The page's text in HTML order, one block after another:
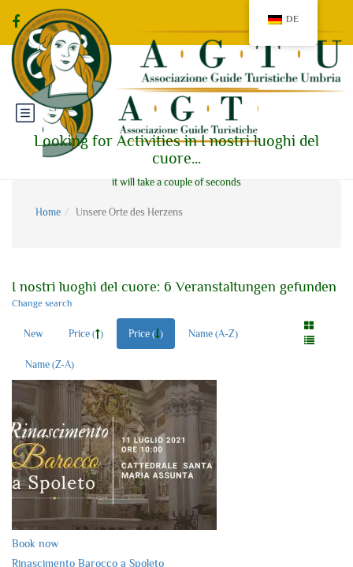
Looking for Activities in I nostri luoghi del
cuore...
it will take a couple of seconds
Home Unsere Orte des Herzens
I nostri luoghi del cuore: 6 Veranstaltungen gefunden
Change search
New Price ( ) Price ( ) Name (A-Z)
Name (Z-A)
Book now
Rinascimento Barocco a Spoleto
DE